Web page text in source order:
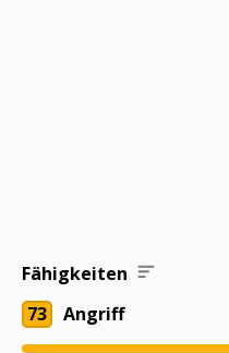
Fähigkeiten
73
Angriff